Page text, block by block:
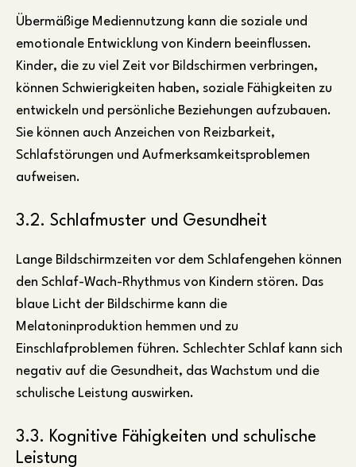
Übermäßige Mediennutzung kann die soziale und
emotionale Entwicklung von Kindern beeinflussen.
Kinder, die zu viel Zeit vor Bildschirmen verbringen,
können Schwierigkeiten haben, soziale Fähigkeiten zu
entwickeln und persönliche Beziehungen aufzubauen.
Sie können auch Anzeichen von Reizbarkeit,
Schlafstörungen und Aufmerksamkeitsproblemen
aufweisen.
3.2. Schlafmuster und Gesundheit
Lange Bildschirmzeiten vor dem Schlafengehen können
den Schlaf-Wach-Rhythmus von Kindern stören. Das
blaue Licht der Bildschirme kann die
Melatoninproduktion hemmen und zu
Einschlafproblemen führen. Schlechter Schlaf kann sich
negativ auf die Gesundheit, das Wachstum und die
schulische Leistung auswirken.
3.3. Kognitive Fähigkeiten und schulische
Leistung